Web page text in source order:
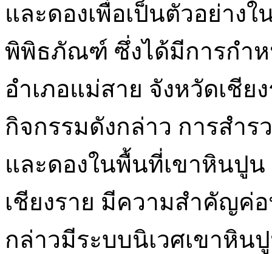
และดองเพื่อเป็นตัวอย่าง
พิพิธภัณฑ์ ซึ่งได้มีการกำ
อำเภอแม่สาย จังหวัดเชีย
กิจกรรมดังกล่าว การสำร
และดองในพื้นที่เขาหินปูน
เชียงราย มีความสำคัญค่
กล่าวมีระบบนิเวศเขาหิน